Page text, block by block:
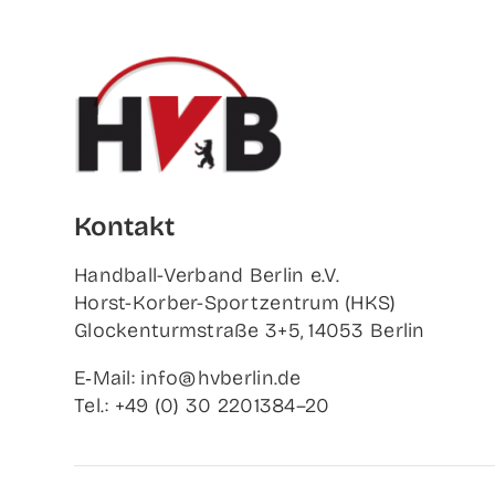
Kon­takt
Hand­ball-Ver­band Ber­lin e.V.
Horst-Korb­er-Sport­zen­trum (HKS)
Glo­cken­turm­stra­ße 3+5, 14053 Berlin
E‑Mail: info@hvberlin.de
Tel.: +49 (0) 30 2201384–20